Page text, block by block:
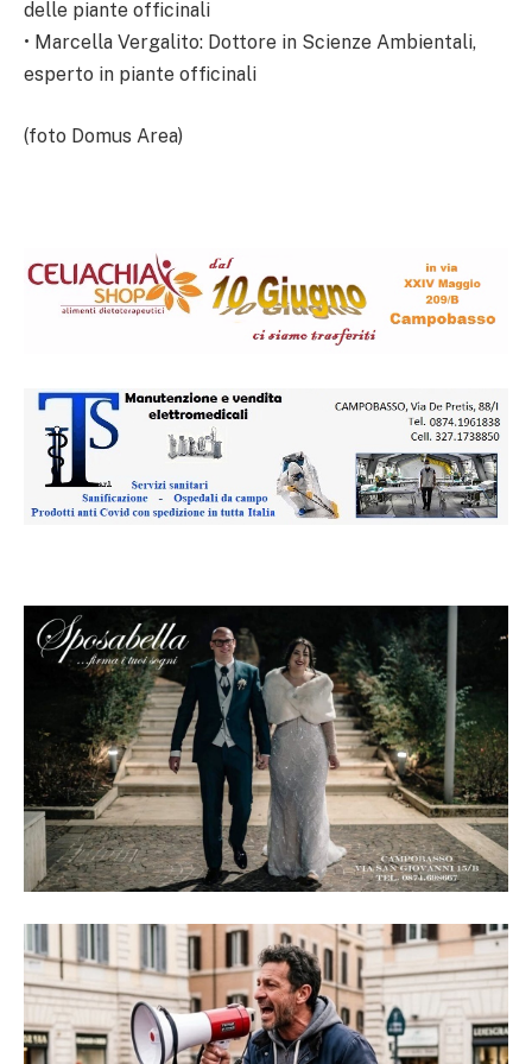
delle piante officinali
• Marcella Vergalito: Dottore in Scienze Ambientali,
esperto in piante officinali
(foto Domus Area)